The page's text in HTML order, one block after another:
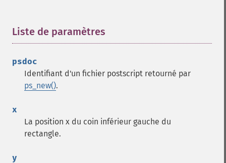
Liste de paramètres
psdoc
Identifiant d'un fichier postscript retourné par
ps_new().
x
La position x du coin inférieur gauche du
rectangle.
y